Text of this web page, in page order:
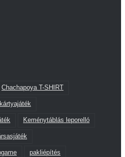
Chachapoya T-SHIRT
Keménytáblás leporelló
pakliépítés